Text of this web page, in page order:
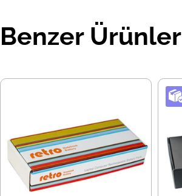
Benzer Ürünler